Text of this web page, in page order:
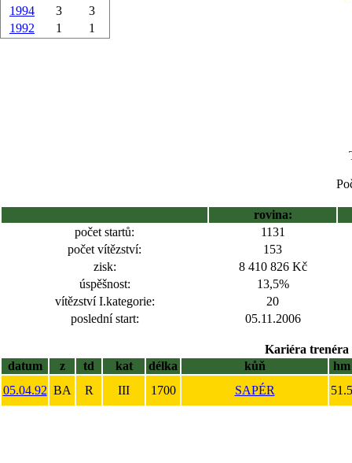
1994
3
3
1992
1 1
rovina:
počet startů:
1131
počet vítězství:
153
zisk:
8 410 826 Kč
úspěšnost:
13,5%
vítězství I.kategorie:
20
poslední start:
05.11.2006
Kariéra trenéra
datum
z td kat délka kůň
hm
05.04.92 BA R III 1700 SAPÉR 51.5